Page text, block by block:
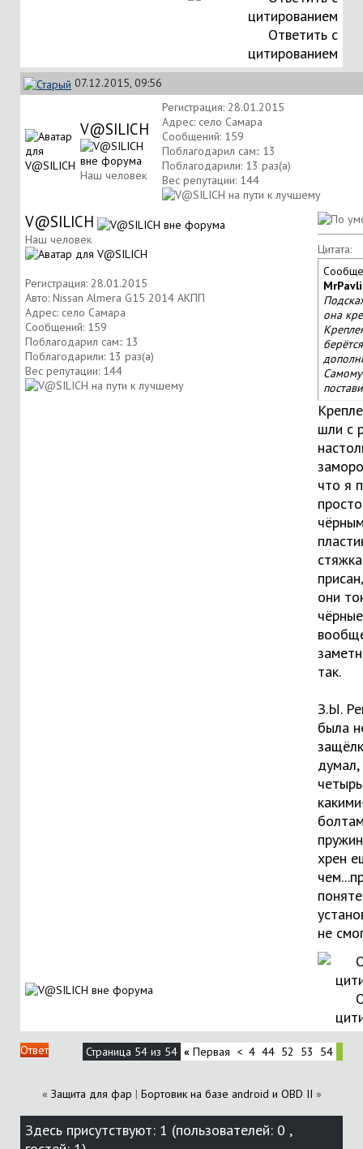
Ответить с
цитированием
07.12.2015, 09:56
V@SILICH
Наш человек
Регистрация: 28.01.2015
Адрес: село Самара
Сообщений: 159
Поблагодарил сам:: 13
Поблагодарили: 13 раз(а)
Вес репутации: 144
V@SILICH
Наш человек
Регистрация: 28.01.2015
Авто: Nissan Almera G15 2014 АКПП
Адрес: село Самара
Сообщений: 159
Поблагодарил сам:: 13
Поблагодарили: 13 раз(а)
Вес репутации: 144
Цитата:
она
берётся
шли с
что я
они
так.
З.Ы.
была
думал,
хрен
не
Ответ Страница 54 из 54 « Первая < 4 44 52 53 54
« Защита для фар | Бортовик на базе android и OBD II »
Здесь присутствуют: 1 (пользователей: 0 ,